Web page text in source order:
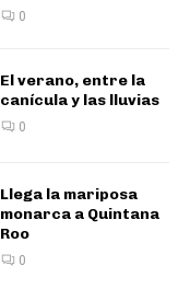
0
El verano, entre la
canícula y las lluvias
0
Llega la mariposa
monarca a Quintana
Roo
0